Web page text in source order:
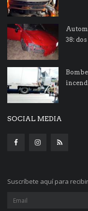
38:
SOCIAL MEDIA
Suscríbete aquí para